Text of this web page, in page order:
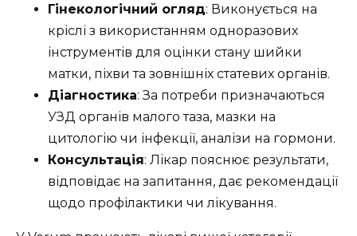
Гінекологічний огляд: Виконується на
кріслі з використанням одноразових
інструментів для оцінки стану шийки
матки, піхви та зовнішніх статевих органів.
Діагностика: За потреби призначаються
УЗД органів малого таза, мазки на
цитологію чи інфекції, аналізи на гормони.
Консультація: Лікар пояснює результати,
відповідає на запитання, дає рекомендації
щодо профілактики чи лікування.